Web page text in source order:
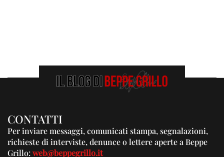
CONTATTI
Per inviare messaggi, comunicati stampa, segnalazioni,
richieste di interviste, denunce o lettere aperte a Beppe
Grillo:web@beppegrillo.it